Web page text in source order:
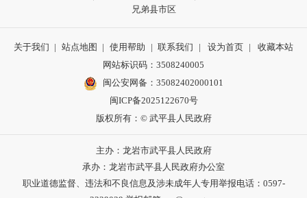
兄弟县市区
关于我们 | 站点地图 | 使用帮助 | 联系我们 | 设为首页 |
收藏本站
网站标识码：3508240005
闽公安网备：35082402000101
闽ICP备2025122670号
版权所有：© 武平县人民政府
主办：龙岩市武平县人民政府
承办：龙岩市武平县人民政府办公室
职业道德监督、违法和不良信息及涉未成年人专用举报电话：0597-